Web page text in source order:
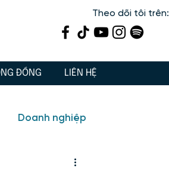
Theo dõi tôi trên:
ĐỒNG LIÊN HỆ
Doanh nghiệp
Dạy con 3 Gốc